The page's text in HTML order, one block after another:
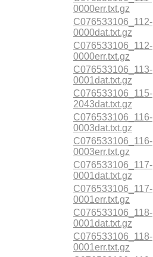
0000err.txt.gz
C076533106_112-
0000dat.txt.gz
C076533106_112-
0000err.txt.gz
C076533106_113-
0001dat.txt.gz
C076533106_115-
2043dat.txt.gz
C076533106_116-
0003dat.txt.gz
C076533106_116-
0003err.txt.gz
C076533106_117-
0001dat.txt.gz
C076533106_117-
0001err.txt.gz
C076533106_118-
0001dat.txt.gz
C076533106_118-
0001err.txt.gz